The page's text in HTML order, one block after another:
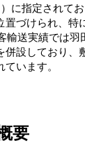
に指定されて
置づけられ、特
輸送実績では
併設しており、
います。
要